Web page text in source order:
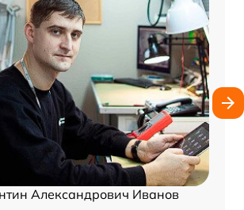
Александрович Иванов